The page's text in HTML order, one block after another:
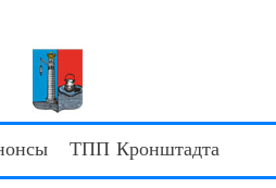
ТПП Кронштадта